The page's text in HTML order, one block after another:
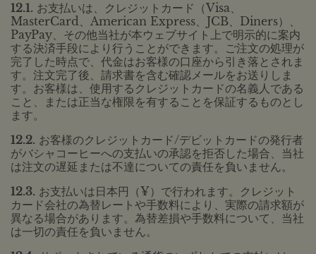
12.1. お支払いは、クレジットカード（Visa、
MasterCard、American Express、JCB、Diners）、
PayPay、その他当社が本ウェブサイト上で明示的に案内
する決済手段により行うことができます。ご注文の処理が
完了した時点で、代金はお客様の口座から引き落とされま
す。注文完了後、請求書を含む確認メールをお送りしま
す。お客様は、使用するクレジットカードの名義人である
こと、または正当な権限を有することを保証するものとし
ます。
12.2. お客様のクレジットカード/デビットカードの発行者
がバシャコーヒーへの支払いの承認を拒否した場合、当社
は注文の遅延または不達についての責任を負いません。
12.3. お支払いは日本円（¥）で行われます。クレジット
カード会社の為替レートや手数料により、実際の請求額が
異なる場合があります。為替差損や手数料について、当社
は一切の責任を負いません。